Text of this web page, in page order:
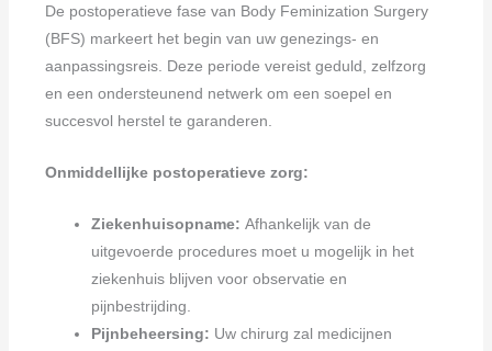
De postoperatieve fase van Body Feminization Surgery
(BFS) markeert het begin van uw genezings- en
aanpassingsreis. Deze periode vereist geduld, zelfzorg
en een ondersteunend netwerk om een soepel en
succesvol herstel te garanderen.
Onmiddellijke postoperatieve zorg:
Ziekenhuisopname: Afhankelijk van de
uitgevoerde procedures moet u mogelijk in het
ziekenhuis blijven voor observatie en
pijnbestrijding.
Pijnbeheersing: Uw chirurg zal medicijnen